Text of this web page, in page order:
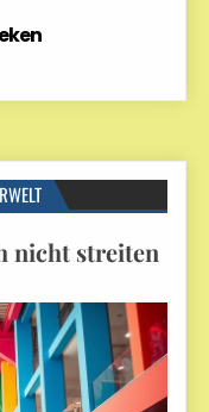
nicht streiten